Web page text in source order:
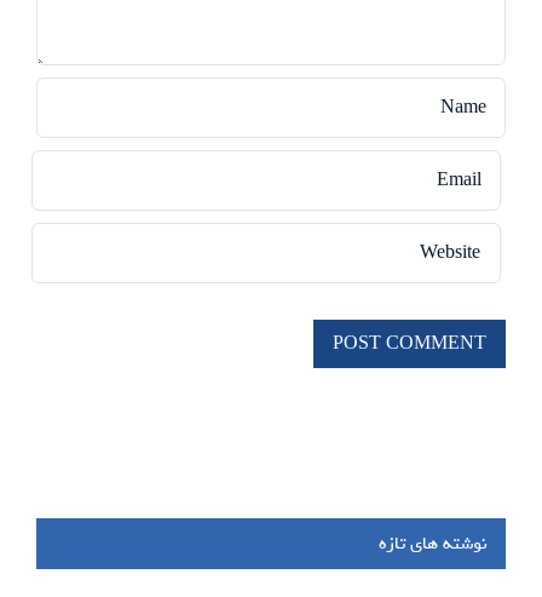
نوشته های تازه